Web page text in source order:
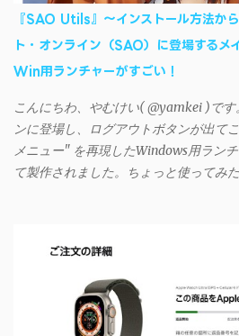
リに入力しようとすると、入力したパ
つまでたっても再度入力を促されると
回避するには、次の手順が有効だ。
に設定する （念のため）再起動する
すれば完了 一度この手順を施せば、
もOKだ。これでWi-Fiを使った同期機
接続による同期については、アプリに
おり、現時点で使えないようだ。諦め
iSyncrを活用することで、Androidデバ
ートフォンに移行したい場合に役立つ
『SAO Utils』～インストール方法か
ト・オンライン（SAO）に登場するメ
Win用ランチャーがすごい！
こんにちわ、やむけい( @yamkei )で
ンに登場し、ログアウトボタンが出て
メニュー" を再現したWindows用ラン
て製作されました。ちょっと使ってみ
す・・・。カッコイイ！！ 開発ページ
SAO Utilities Project – development log
1. 開発ページ のDownloadsの項目から
をダウンロードする。 Windows（